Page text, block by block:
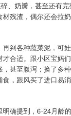
、奶瓣，甚至还有
残渣，偶尔还会拉
到各种蔬菜泥，可
合适。跟小区宝妈
甚至腹泻；换了多
，跟风买了进口易
确提到，6-24月龄